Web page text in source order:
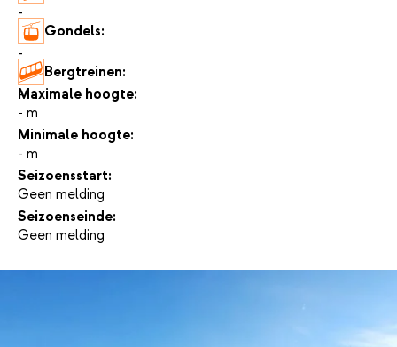
-
Gondels:
-
Bergtreinen:
-
Maximale hoogte:
- m
Minimale hoogte:
- m
Seizoensstart:
Geen melding
Seizoenseinde:
Geen melding